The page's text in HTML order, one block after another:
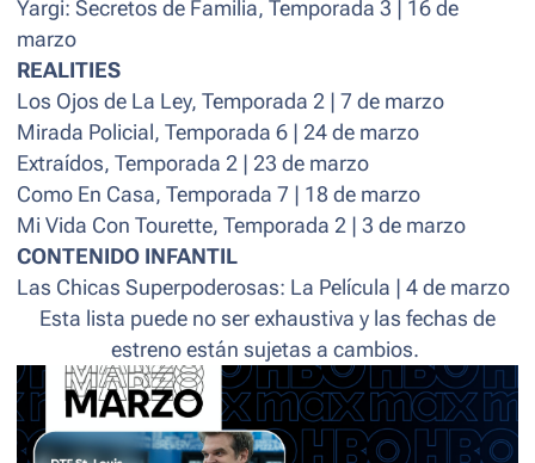
Yargi: Secretos de Familia, Temporada 3 | 16 de
marzo
REALITIES
Los Ojos de La Ley, Temporada 2 | 7 de marzo
Mirada Policial, Temporada 6 | 24 de marzo
Extraídos, Temporada 2 | 23 de marzo
Como En Casa, Temporada 7 | 18 de marzo
Mi Vida Con Tourette, Temporada 2 | 3 de marzo
CONTENIDO INFANTIL
Las Chicas Superpoderosas: La Película | 4 de marzo
Esta lista puede no ser exhaustiva y las fechas de
estreno están sujetas a cambios.